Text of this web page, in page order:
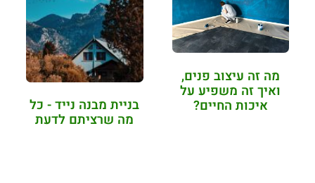
מה זה עיצוב פנים,
ואיך זה משפיע על
איכות החיים? בניית מבנה נייד - כל
מה שרציתם לדעת